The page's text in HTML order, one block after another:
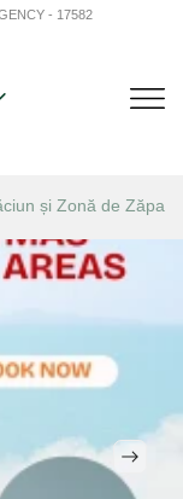
- 17582
și Zonă de Zăpadă